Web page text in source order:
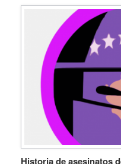
Historia de asesinatos